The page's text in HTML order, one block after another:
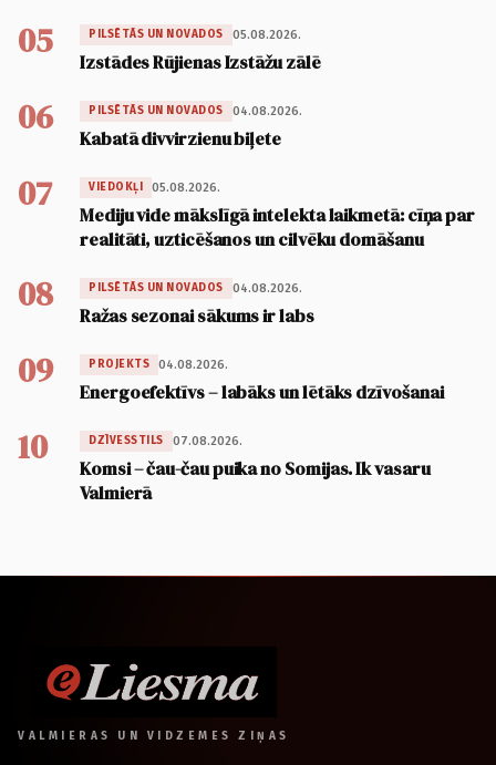
05 PILSĒTĀS UN NOVADOS 05.08.2026.
Izstādes Rūjienas Izstāžu zālē
06 PILSĒTĀS UN NOVADOS 04.08.2026.
Kabatā divvirzienu biļete
07 VIEDOKĻI 05.08.2026.
Mediju vide mākslīgā intelekta laikmetā: cīņa par
realitāti, uzticēšanos un cilvēku domāšanu
08 PILSĒTĀS UN NOVADOS 04.08.2026.
Ražas sezonai sākums ir labs
09 PROJEKTS 04.08.2026.
Energoefektīvs – labāks un lētāks dzīvošanai
10 DZĪVESSTILS 07.08.2026.
Komsi – čau-čau puika no Somijas. Ik vasaru
Valmierā
VALMIERAS UN VIDZEMES ZIŅAS